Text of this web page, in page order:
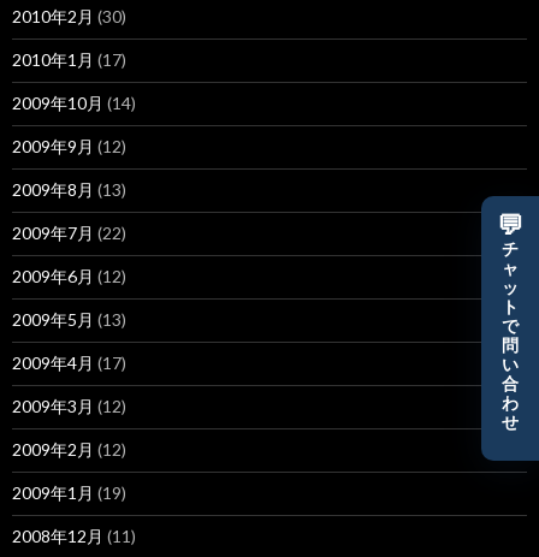
2010年2月 (30)
2010年1月 (17)
2009年10月 (14)
2009年9月 (12)
2009年8月 (13)
2009年7月 (22)
2009年6月 (12)
2009年5月 (13)
2009年4月 (17)
2009年3月 (12)
2009年2月 (12)
2009年1月 (19)
2008年12月 (11)
💬
チ
ャ
ッ
ト
で
問
い
合
わ
せ